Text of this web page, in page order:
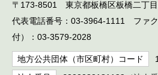
〒173-8501 東京都板橋区板橋二丁
代表電話番号：03-3964-1111 ファ
付）：03-3579-2028
地方公共団体（市区町村）コード